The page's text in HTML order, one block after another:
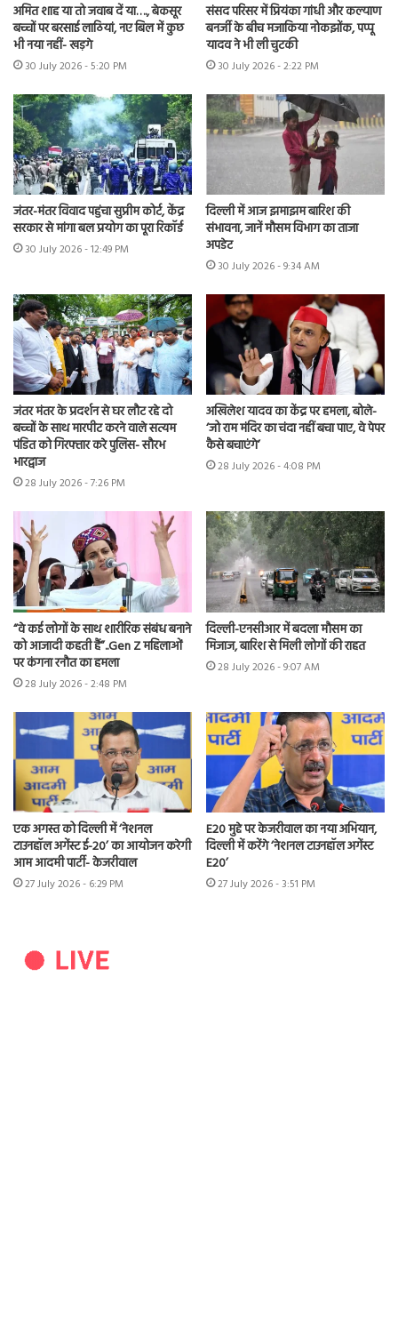
अमित शाह या तो जवाब दें या…., बेकसूर
बच्चों पर बरसाई लाठियां, नए बिल में कुछ
भी नया नहीं- खड़गे
30 July 2026 - 5:20 PM
संसद परिसर में प्रियंका गांधी और कल्याण
बनर्जी के बीच मजाकिया नोकझोंक, पप्पू
यादव ने भी ली चुटकी
30 July 2026 - 2:22 PM
जंतर-मंतर विवाद पहुंचा सुप्रीम कोर्ट, केंद्र
सरकार से मांगा बल प्रयोग का पूरा रिकॉर्ड
30 July 2026 - 12:49 PM
दिल्ली में आज झमाझम बारिश की
संभावना, जानें मौसम विभाग का ताजा
अपडेट
30 July 2026 - 9:34 AM
जंतर मंतर के प्रदर्शन से घर लौट रहे दो
बच्चों के साथ मारपीट करने वाले सत्यम
पंडित को गिरफ्तार करे पुलिस- सौरभ
भारद्वाज
28 July 2026 - 7:26 PM
अखिलेश यादव का केंद्र पर हमला, बोले-
‘जो राम मंदिर का चंदा नहीं बचा पाए, वे पेपर
कैसे बचाएंगे’
28 July 2026 - 4:08 PM
“वे कई लोगों के साथ शारीरिक संबंध बनाने
को आजादी कहती हैं”..Gen Z महिलाओं
पर कंगना रनौत का हमला
28 July 2026 - 2:48 PM
दिल्ली-एनसीआर में बदला मौसम का
मिजाज, बारिश से मिली लोगों की राहत
28 July 2026 - 9:07 AM
एक अगस्त को दिल्ली में ‘नेशनल
टाउनहॉल अगेंस्ट ई-20’ का आयोजन करेगी
आम आदमी पार्टी- केजरीवाल
27 July 2026 - 6:29 PM
E20 मुद्दे पर केजरीवाल का नया अभियान,
दिल्ली में करेंगे ‘नेशनल टाउनहॉल अगेंस्ट
E20’
27 July 2026 - 3:51 PM